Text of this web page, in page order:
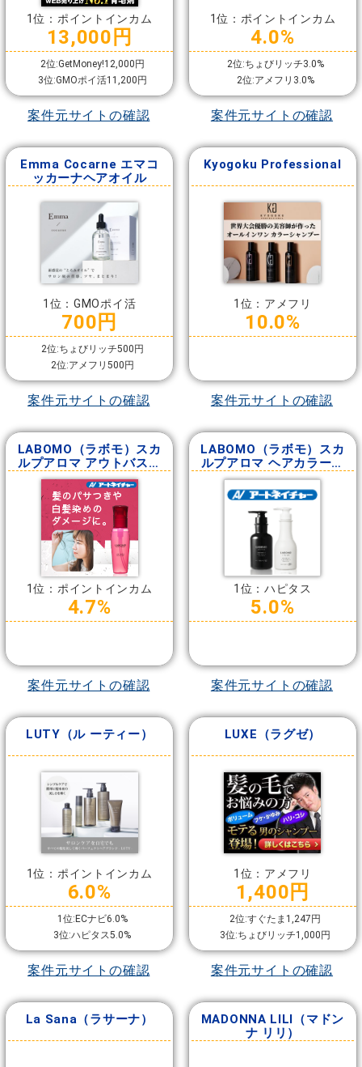
1位：ポイントインカム
13,000円
2位:GetMoney!12,000円
3位:GMOポイ活11,200円
案件元サイトの確認
1位：ポイントインカム
4.0%
2位:ちょびリッチ3.0%
2位:アメフリ3.0%
案件元サイトの確認
Emma Cocarne エマコ
ッカーナヘアオイル
1位：GMOポイ活
700円
2位:ちょびリッチ500円
2位:アメフリ500円
案件元サイトの確認
Kyogoku Professional
1位：アメフリ
10.0%
案件元サイトの確認
LABOMO（ラボモ）スカ
ルプアロマ アウトバスト
リートメント
1位：ポイントインカム
4.7%
案件元サイトの確認
LABOMO（ラボモ）スカ
ルプアロマ ヘアカラート
リートメント
1位：ハピタス
5.0%
案件元サイトの確認
LUTY（ル ーティー）
1位：ポイントインカム
6.0%
1位:ECナビ6.0%
3位:ハピタス5.0%
案件元サイトの確認
LUXE（ラグゼ）
1位：アメフリ
1,400円
2位:すぐたま1,247円
3位:ちょびリッチ1,000円
案件元サイトの確認
La Sana（ラサーナ）
MADONNA LILI（マドン
ナ リリ）